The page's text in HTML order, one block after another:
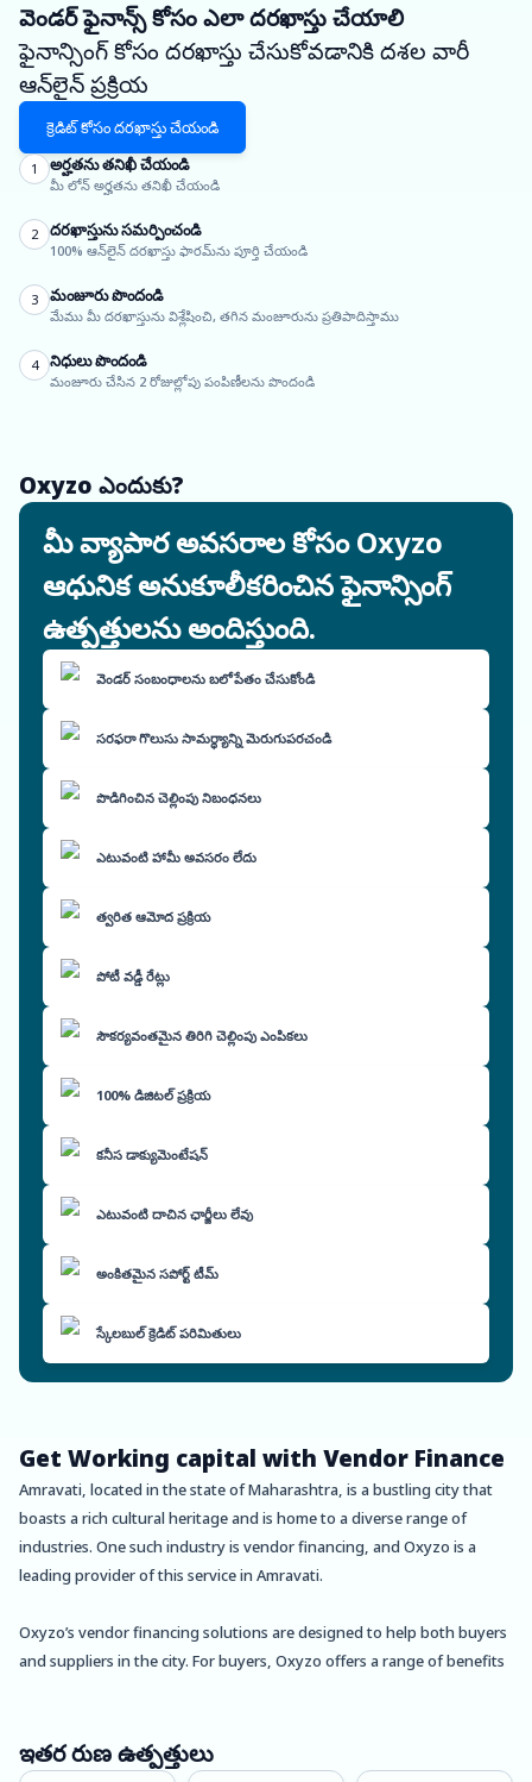
వెండర్ ఫైనాన్స్ కోసం ఎలా దరఖాస్తు చేయాలి
ఫైనాన్సింగ్ కోసం దరఖాస్తు చేసుకోవడానికి దశల వారీ
ఆన్‌లైన్ ప్రక్రియ
క్రెడిట్ కోసం దరఖాస్తు చేయండి
1 అర్హతను తనిఖీ చేయండి
మీ లోన్ అర్హతను తనిఖీ చేయండి
2 దరఖాస్తును సమర్పించండి
100% ఆన్‌లైన్ దరఖాస్తు ఫారమ్‌ను పూర్తి చేయండి
3 మంజూరు పొందండి
మేము మీ దరఖాస్తును విశ్లేషించి, తగిన మంజూరును ప్రతిపాదిస్తాము
4 నిధులు పొందండి
మంజూరు చేసిన 2 రోజుల్లోపు పంపిణీలను పొందండి
Oxyzo ఎందుకు?
మీ వ్యాపార అవసరాల కోసం Oxyzo
ఆధునిక అనుకూలీకరించిన ఫైనాన్సింగ్
ఉత్పత్తులను అందిస్తుంది.
వెండర్ సంబంధాలను బలోపేతం చేసుకోండి
సరఫరా గొలుసు సామర్థ్యాన్ని మెరుగుపరచండి
పొడిగించిన చెల్లింపు నిబంధనలు
ఎటువంటి హామీ అవసరం లేదు
త్వరిత ఆమోద ప్రక్రియ
పోటీ వడ్డీ రేట్లు
సౌకర్యవంతమైన తిరిగి చెల్లింపు ఎంపికలు
100% డిజిటల్ ప్రక్రియ
కనీస డాక్యుమెంటేషన్
ఎటువంటి దాచిన ఛార్జీలు లేవు
అంకితమైన సపోర్ట్ టీమ్
స్కేలబుల్ క్రెడిట్ పరిమితులు
Get Working capital with Vendor Finance
Amravati, located in the state of Maharashtra, is a bustling city that
boasts a rich cultural heritage and is home to a diverse range of
industries. One such industry is vendor financing, and Oxyzo is a
leading provider of this service in Amravati.
Oxyzo’s vendor financing solutions are designed to help both buyers
and suppliers in the city. For buyers, Oxyzo offers a range of benefits
benefits make it easier for buyers to access the financing they need to
grow their businesses, without having to worry about cumbersome
ఇతర రుణ ఉత్పత్తులు